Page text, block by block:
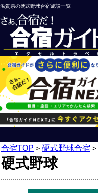
滋賀県の硬式野球合宿施設一覧
合宿TOP ＞ 硬式野球合宿 ＞
硬式野球